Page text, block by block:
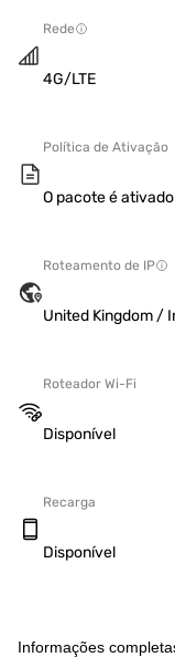
Rede
4G/LTE
Política de Ativação
O pacote é
Roteamento de IP
United Kingdom /
Roteador Wi-Fi
Disponível
Recarga
Disponível
Informações